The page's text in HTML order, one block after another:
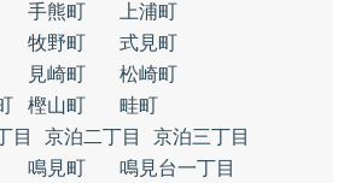
手熊町
上浦町
牧野町
式見町
見崎町
松崎町
樫山町
畦町
目 京泊二丁目
京泊三丁目
鳴見町
鳴見台一丁目